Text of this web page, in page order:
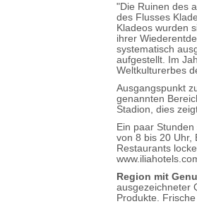
"Die Ruinen des
des Flusses
Kladeos wurden
ihrer
systematisch
aufgestellt. Im
Weltkulturerbes
Ausgangspunkt
genannten
Stadion, dies
Ein paar
von 8 bis 20 Uhr,
Restaurants
Region mit
ausgezeichneter
Produkte.